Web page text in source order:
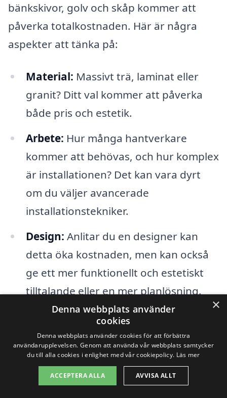
bänkskivor, golv och skåp kommer att
påverka totalkostnaden. Här är några
aspekter att tänka på:
Material: Massivt trä, laminat eller
granit? Ditt val kommer att påverka
både pris och estetik.
Arbete: Hur många hantverkare
kommer att behövas, och hur komplex
är installationen? Det kan vara dyrt
om du väljer avancerade
installationstekniker.
Design: Anlitar du en designer kan
detta öka kostnaden, men kan också
ge ett mer funktionellt och estetiskt
tilltalande eller en mer planlösning.
Vitvaror:De kostnader som är
förknippade med ugnar, kylskåp och
diskmaskiner kan variera kraftigt
beroende på märke och funktioner.
×
Denna webbplats använder
cookies
Denna webbplats använder cookies för att förbättra
användarupplevelsen. Genom att använda vår webbplats samtycker
du till alla cookies i enlighet med vår cookiepolicy. Läs mer
ACCEPTERA ALLA AVVISA ALLT